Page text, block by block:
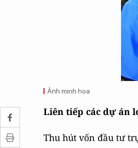
Ảnh minh họa
Liên tiếp các dự án
Thu hút vốn đầu tư